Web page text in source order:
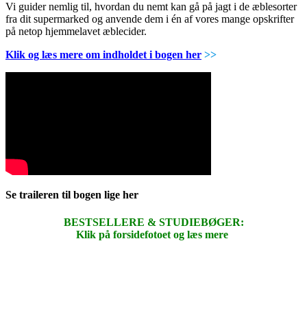
Vi guider nemlig til, hvordan du nemt kan gå på jagt i de æblesorter
fra dit supermarked og anvende dem i én af vores mange opskrifter
på netop hjemmelavet æblecider.
Klik og læs mere om indholdet i bogen her >>
Se traileren til bogen lige her
BESTSELLERE & STUDIEBØGER:
Klik på forsidefotoet og læs mere